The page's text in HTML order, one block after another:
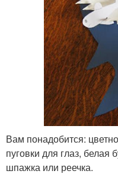
Вам понадобится:
пуговки для глаз, белая
шпажка или реечка.